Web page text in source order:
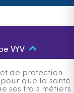
VYV
de protection
que la santé
ses trois métiers